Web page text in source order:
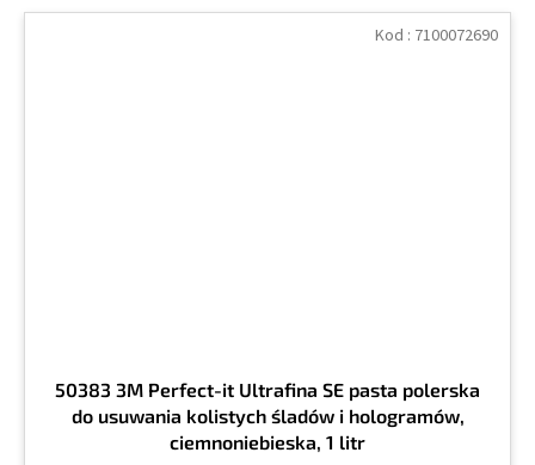
50383 3M Perfect-it Ultrafina SE pasta polerska
do usuwania kolistych śladów i hologramów,
ciemnoniebieska, 1 litr
Kod : 7100072690